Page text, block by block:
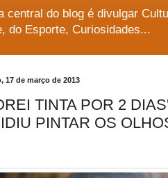
central do blog é divulgar
do Esporte, Curiosidades...
17 de março de 2013
TINTA POR 2
PINTAR OS